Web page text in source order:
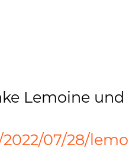
Lemoine
07/28/